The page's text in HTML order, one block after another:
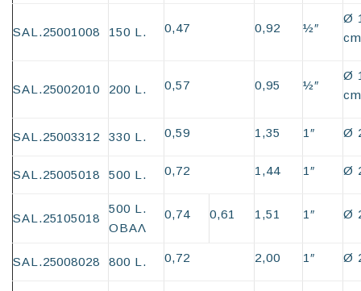
SAL.25001008 150 L. 0,47 0,92 ½″
Ø
cm
SAL.25002010 200 L. 0,57 0,95 ½″
Ø
cm
SAL.25003312 330 L. 0,59 1,35 1″ Ø
SAL.25005018 500 L. 0,72 1,44 1″ Ø
SAL.25105018
500 L.
ΟΒΑΛ
0,74 0,61 1,51 1″ Ø
SAL.25008028 800 L. 0,72 2,00 1″ Ø